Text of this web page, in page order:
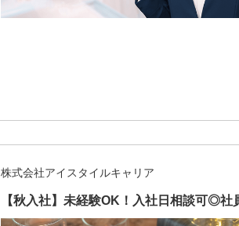
株式会社アイスタイルキャリア
【秋入社】未経験OK！入社日相談可◎